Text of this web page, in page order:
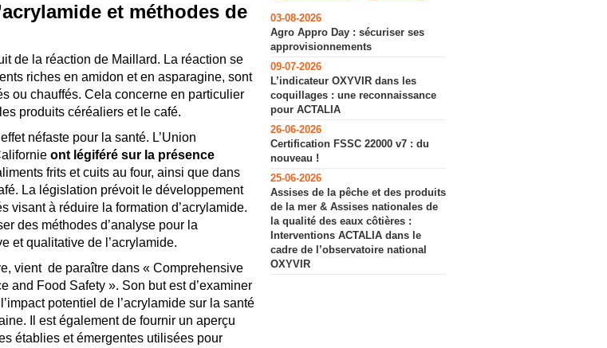
et méthodes de
de la réaction de Maillard. La réaction se
riches en amidon et en asparagine, sont
ou chauffés. Cela concerne en particulier
produits céréaliers et le café.
néfaste pour la santé. L’Union
ont légiféré sur la présence
frits et cuits au four, ainsi que dans
La législation prévoit le développement
visant à réduire la formation d’acrylamide.
des méthodes d’analyse pour la
et qualitative de l’acrylamide.
vient de paraître dans « Comprehensive
and Food Safety ». Son but est d’examiner
potentiel de l’acrylamide sur la santé
Il est également de fournir un aperçu
établies et émergentes utilisées pour
03-08-2026
Agro Appro Day : sécuriser ses
approvisionnements
09-07-2026
L’indicateur OXYVIR dans les
coquillages : une reconnaissance
pour ACTALIA
26-06-2026
Certification FSSC 22000 v7 : du
nouveau !
25-06-2026
Assises de la pêche et des produits
de la mer & Assises nationales de
la qualité des eaux côtières :
Interventions ACTALIA dans le
cadre de l’observatoire national
OXYVIR